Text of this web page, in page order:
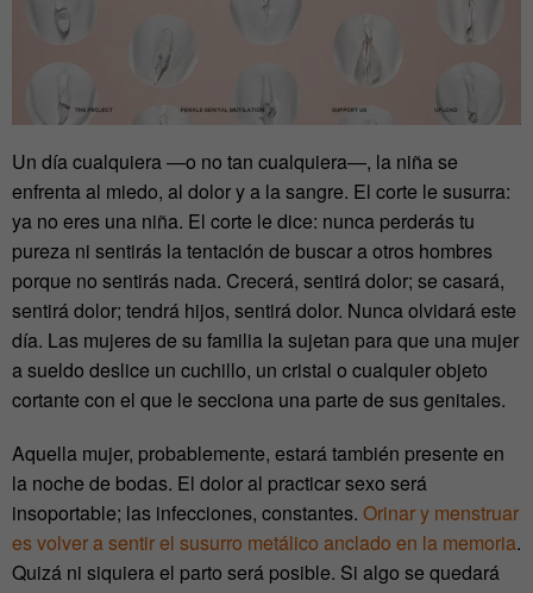
Un día cualquiera —o no tan cualquiera—, la niña se
enfrenta al miedo, al dolor y a la sangre. El corte le susurra:
ya no eres una niña. El corte le dice: nunca perderás tu
pureza ni sentirás la tentación de buscar a otros hombres
porque no sentirás nada. Crecerá, sentirá dolor; se casará,
sentirá dolor; tendrá hijos, sentirá dolor. Nunca olvidará este
día. Las mujeres de su familia la sujetan para que una mujer
a sueldo deslice un cuchillo, un cristal o cualquier objeto
cortante con el que le secciona una parte de sus genitales.
Aquella mujer, probablemente, estará también presente en
la noche de bodas. El dolor al practicar sexo será
insoportable; las infecciones, constantes. Orinar y menstruar
es volver a sentir el susurro metálico anclado en la memoria.
Quizá ni siquiera el parto será posible. Si algo se quedará